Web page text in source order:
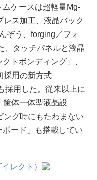
ケースは超軽量Mg-
ス加工、液晶バック
ぞう、forging／フォ
タッチパネルと液晶
トボンディング」、
採用の新方式
採用した。従来以上に
体一体型液晶設
グ時にもたわまない
ード」も搭載してい